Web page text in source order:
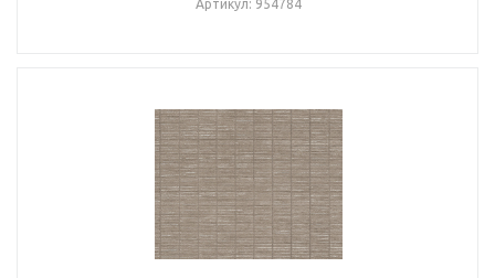
Артикул: 954784